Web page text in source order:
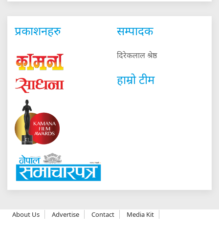
प्रकाशनहरु सम्पादक
दिरेकलाल श्रेष्ठ
हाम्रो टीम
About Us Advertise Contact Media Kit